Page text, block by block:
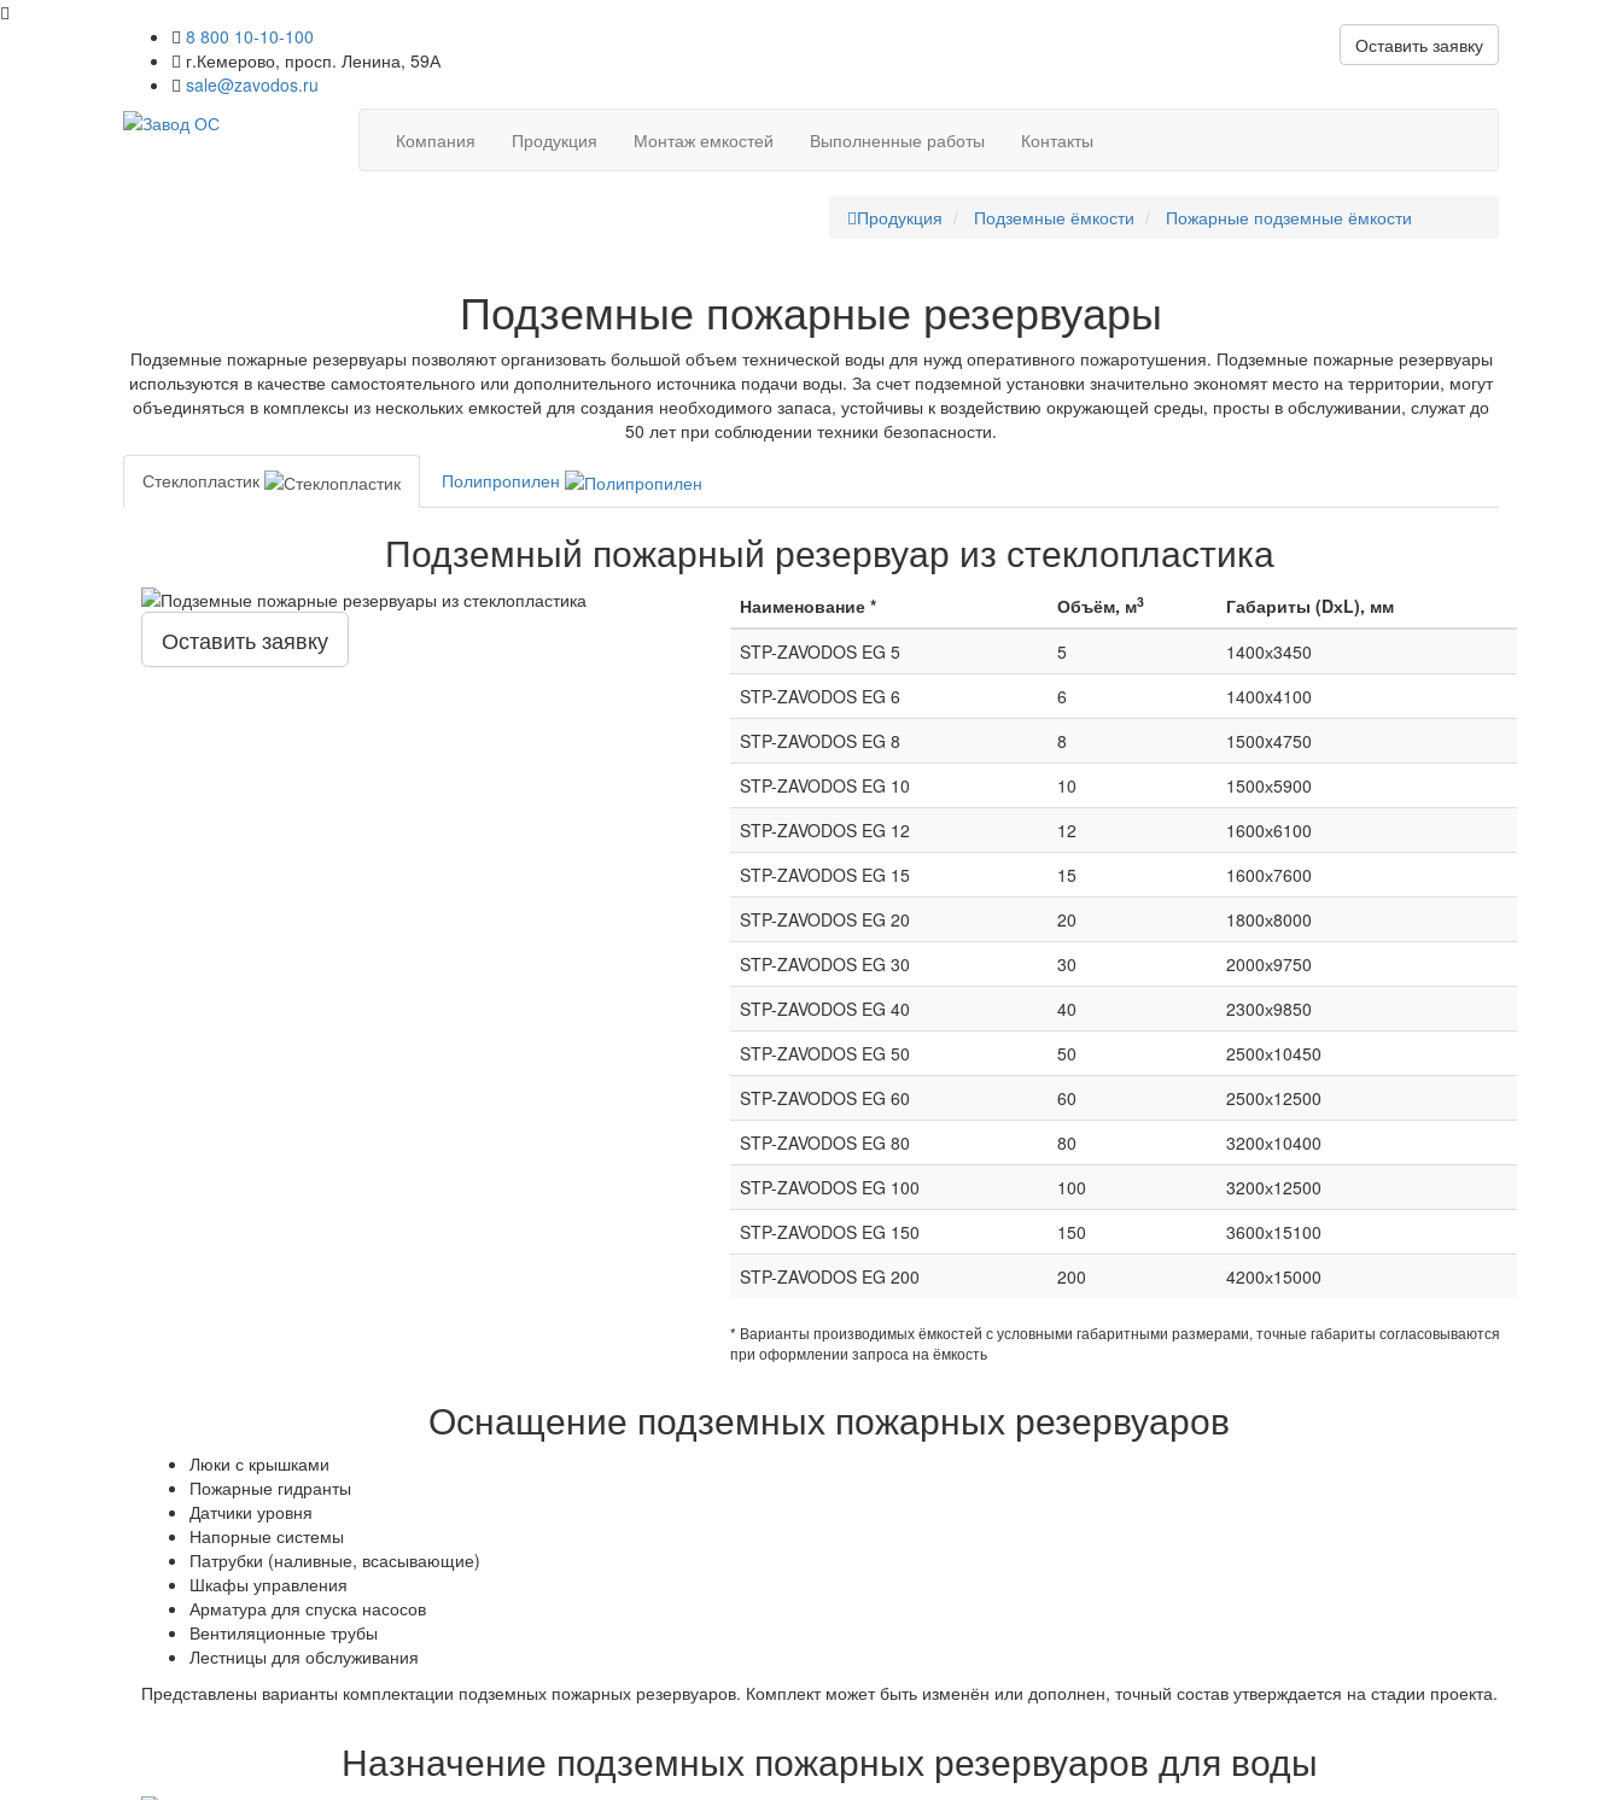
8 800 10-10-100
г.Кемерово, просп. Ленина, 59А
sale@zavodos.ru
Оставить заявку
Компания Продукция Монтаж емкостей Выполненные работы Контакты
Продукция Подземные ёмкости Пожарные подземные ёмкости
Подземные пожарные резервуары
Подземные пожарные резервуары позволяют организовать большой объем технической воды для нужд оперативного пожаротушения. Подземные пожарные резервуары
используются в качестве самостоятельного или дополнительного источника подачи воды. За счет подземной установки значительно экономят место на территории, могут
объединяться в комплексы из нескольких емкостей для создания необходимого запаса, устойчивы к воздействию окружающей среды, просты в обслуживании, служат до
50 лет при соблюдении техники безопасности.
Стеклопластик Полипропилен
Подземный пожарный резервуар из стеклопластика
Оставить заявку
Наименование * Объём, м3
Габариты (DхL), мм
STP-ZAVODOS EG 5
5
1400х3450
STP-ZAVODOS EG 6
6
1400x4100
STP-ZAVODOS EG 8
8
1500x4750
STP-ZAVODOS EG 10
10
1500х5900
STP-ZAVODOS EG 12
12
1600х6100
STP-ZAVODOS EG 15
15
1600х7600
STP-ZAVODOS EG 20
20
1800х8000
STP-ZAVODOS EG 30
30
2000х9750
STP-ZAVODOS EG 40
40
2300х9850
STP-ZAVODOS EG 50
50
2500х10450
STP-ZAVODOS EG 60
60
2500х12500
STP-ZAVODOS EG 80
80
3200х10400
STP-ZAVODOS EG 100
100
3200х12500
STP-ZAVODOS EG 150
150
3600х15100
STP-ZAVODOS EG 200
200 4200х15000
* Варианты производимых ёмкостей с условными габаритными размерами, точные габариты согласовываются
при оформлении запроса на ёмкость
Оснащение подземных пожарных резервуаров
Люки с крышками
Пожарные гидранты
Датчики уровня
Напорные системы
Патрубки (наливные, всасывающие)
Шкафы управления
Арматура для спуска насосов
Вентиляционные трубы
Лестницы для обслуживания
Представлены варианты комплектации подземных пожарных резервуаров. Комплект может быть изменён или дополнен, точный состав утверждается на стадии проекта.
Назначение подземных пожарных резервуаров для воды